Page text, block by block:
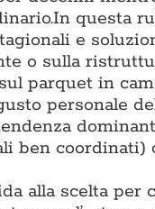
questa
e
o sulla
parquet in
personale
ben coordinati)
alla scelta per